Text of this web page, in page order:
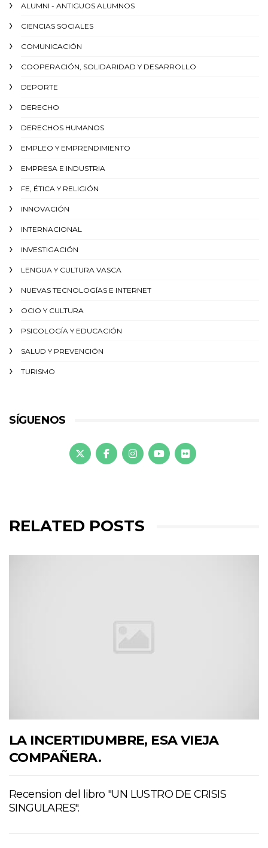
ALUMNI - ANTIGUOS ALUMNOS
CIENCIAS SOCIALES
COMUNICACIÓN
COOPERACIÓN, SOLIDARIDAD Y DESARROLLO
DEPORTE
DERECHO
DERECHOS HUMANOS
EMPLEO Y EMPRENDIMIENTO
EMPRESA E INDUSTRIA
FE, ÉTICA Y RELIGIÓN
INNOVACIÓN
INTERNACIONAL
INVESTIGACIÓN
LENGUA Y CULTURA VASCA
NUEVAS TECNOLOGÍAS E INTERNET
OCIO Y CULTURA
PSICOLOGÍA Y EDUCACIÓN
SALUD Y PREVENCIÓN
TURISMO
SÍGUENOS
RELATED POSTS
LA INCERTIDUMBRE, ESA VIEJA
COMPAÑERA.
Recension del libro "UN LUSTRO DE CRISIS
SINGULARES".